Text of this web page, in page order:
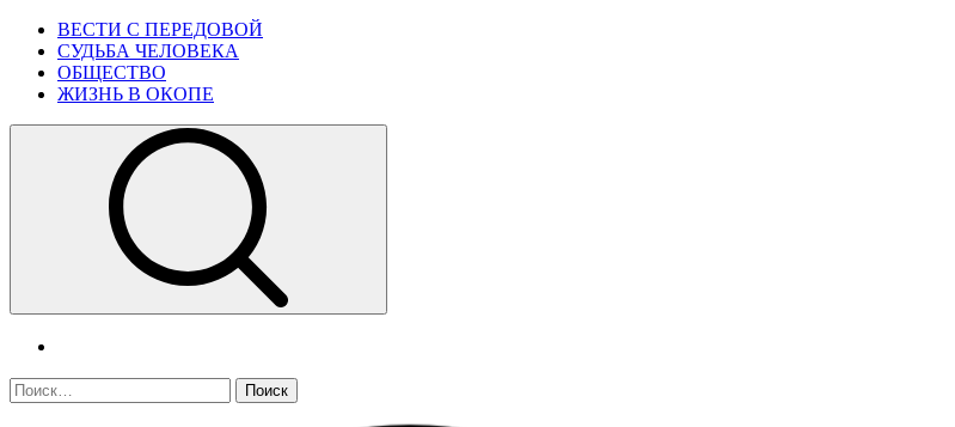
Skip
content
Primary
Menu
ВЕСТИ С ПЕРЕДОВОЙ
СУДЬБА ЧЕЛОВЕКА
ОБЩЕСТВО
ЖИЗНЬ В ОКОПЕ
Найти: